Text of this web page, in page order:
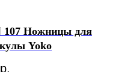
107 Ножницы для
Yoko
р.